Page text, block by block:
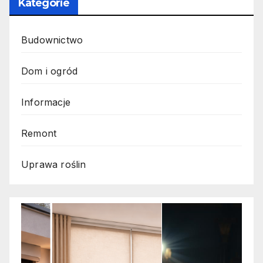
Kategorie
Budownictwo
Dom i ogród
Informacje
Remont
Uprawa roślin